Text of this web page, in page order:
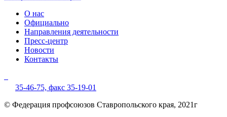
О нас
Официально
Направления деятельности
Пресс-центр
Новости
Контакты
35-46-75, факс 35-19-01
© Федерация профсоюзов Ставропольского края, 2021г